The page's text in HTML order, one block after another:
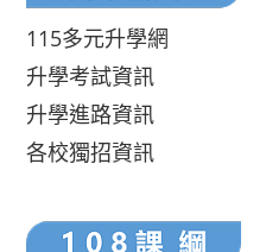
115多元升學網
升學考試資訊
升學進路資訊
各校獨招資訊